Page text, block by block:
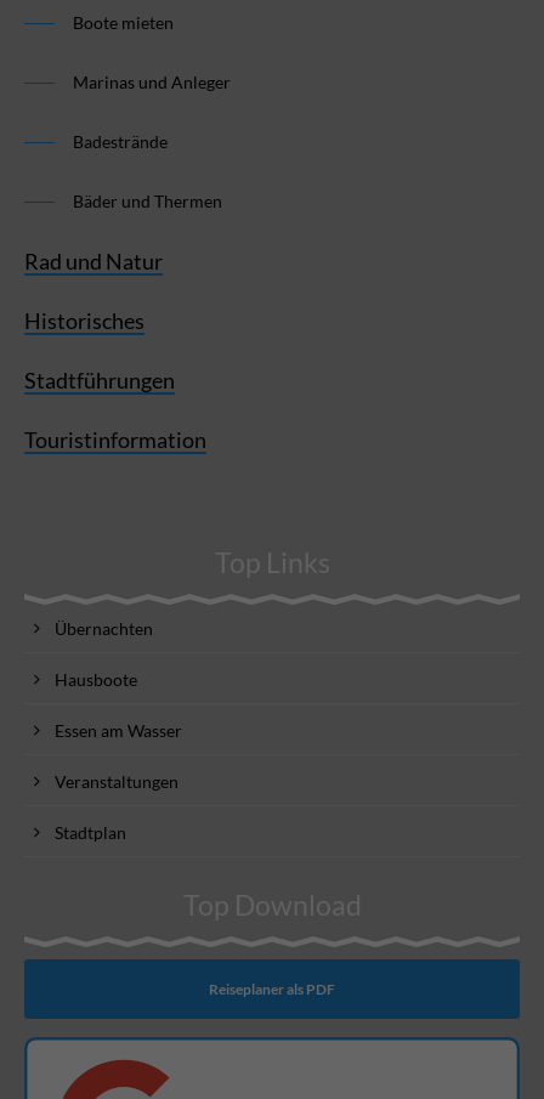
Boote mieten
Marinas und Anleger
Badestrände
Bäder und Thermen
Rad und Natur
Historisches
Stadtführungen
Touristinformation
Top Links
Übernachten
Hausboote
Essen am Wasser
Veranstaltungen
Stadtplan
Top Download
Reiseplaner als PDF